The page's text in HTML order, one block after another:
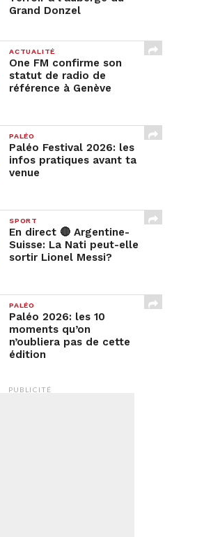
Grand Donzel
ACTUALITÉ
One FM confirme son
statut de radio de
référence à Genève
PALÉO
Paléo Festival 2026: les
infos pratiques avant ta
venue
SPORT
En direct 🔴 Argentine-
Suisse: La Nati peut-elle
sortir Lionel Messi?
PALÉO
Paléo 2026: les 10
moments qu’on
n’oubliera pas de cette
édition
PUBLICITÉ